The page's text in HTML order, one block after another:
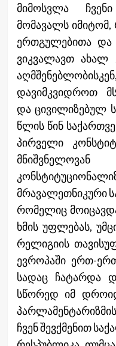
მიმოსვლა
მომავალს იმიტომ,
ერთგულებითა და
ვიკვალავთ ახალ
დავიმკვიდროთ
და ცივილიზებულ
წლის წინ
პირველი
მრავალეთნიკური
რომელიც
ხმის უფლებას,
რელიგიის
ევროპაში ერთ-
სადაც ჩატარდა
სწორედ იმ
ჩვენ შევქმენით